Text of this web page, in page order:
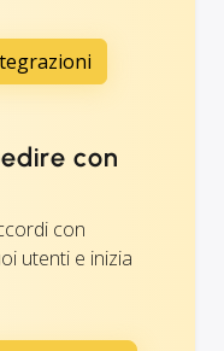
con
con
utenti e inizia